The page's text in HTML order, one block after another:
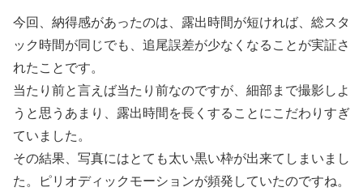
今回、納得感があったのは、露出時間が短ければ、総スタ
ック時間が同じでも、追尾誤差が少なくなることが実証さ
れたことです。
当たり前と言えば当たり前なのですが、細部まで撮影しよ
うと思うあまり、露出時間を長くすることにこだわりすぎ
ていました。
その結果、写真にはとても太い黒い枠が出来てしまいまし
た。ピリオディックモーションが頻発していたのですね。